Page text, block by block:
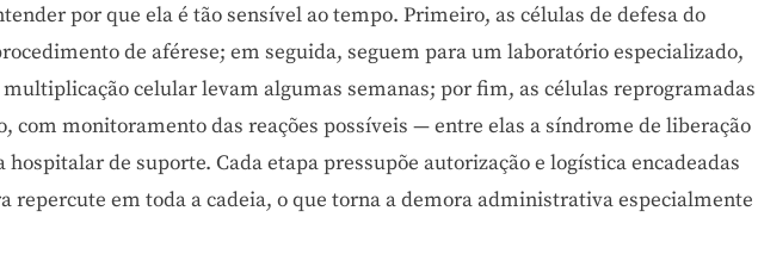
por que ela é tão sensível ao tempo. Primeiro, as células de defesa do
de aférese; em seguida, seguem para um laboratório especializado,
celular levam algumas semanas; por fim, as células reprogramadas
com monitoramento das reações possíveis — entre elas a síndrome de liberação
de suporte. Cada etapa pressupõe autorização e logística encadeadas
repercute em toda a cadeia, o que torna a demora administrativa especialmente